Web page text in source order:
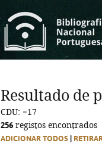
Resultado de
CDU: =17
256 registos encontrados
ADICIONAR TODOS